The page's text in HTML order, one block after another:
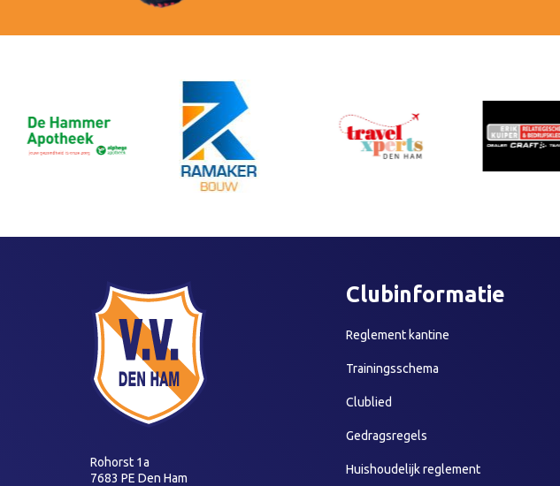
Rohorst 1a
7683 PE Den Ham
Clubinformatie
Reglement kantine
Trainingsschema
Clublied
Gedragsregels
Huishoudelijk reglement